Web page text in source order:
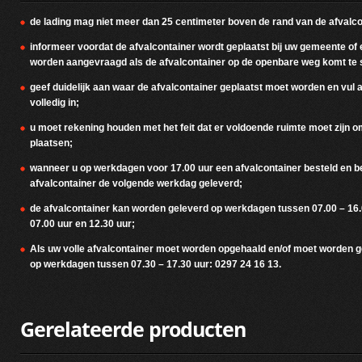
de lading mag niet meer dan 25 centimeter boven de rand van de
informeer voordat de afvalcontainer wordt geplaatst bij uw gemeente of
worden aangevraagd als de afvalcontainer op de openbare weg komt te
geef duidelijk aan waar de afvalcontainer geplaatst moet worden en vul
volledig in;
u moet rekening houden met het feit dat er voldoende ruimte moet zijn
plaatsen;
wanneer u op werkdagen voor 17.00 uur een afvalcontainer besteld en
afvalcontainer de volgende werkdag geleverd;
de afvalcontainer kan worden geleverd op werkdagen tussen 07.00 –
07.00 uur en 12.30 uur;
Als uw volle afvalcontainer moet worden opgehaald en/of moet worden
op werkdagen tussen 07.30 – 17.30 uur: 0297 24 16 13.
Gerelateerde producten